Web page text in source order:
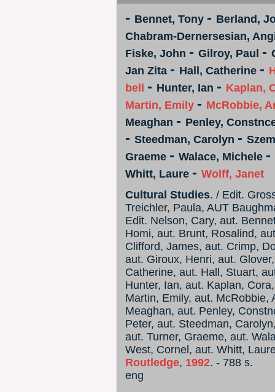
- Bennet, Tony - Berland,
Chabram-Dernersesian,
Fiske, John - Gilroy, Paul -
Jan Zita - Hall, Catherine -
bell
- Hunter, Ian - Kaplan,
Martin, Emily - McRobbie,
Meaghan - Penley,
- Steedman, Carolyn -
Graeme - Walace, Michele -
Whitt, Laure - Wolff, Janet
Cultural Studies. / Edit.
Treichler, Paula, AUT
Edit. Nelson, Cary, aut.
Homi, aut. Brunt, Rosalind,
Clifford, James, aut. Crimp,
aut. Giroux, Henri, aut.
Catherine, aut. Hall, Stuart,
Hunter, Ian, aut. Kaplan,
Martin, Emily, aut. McRobbie,
Meaghan, aut. Penley,
Peter, aut. Steedman,
aut. Turner, Graeme, aut.
West, Cornel, aut. Whitt,
Routledge, 1992. - 788 s.
eng